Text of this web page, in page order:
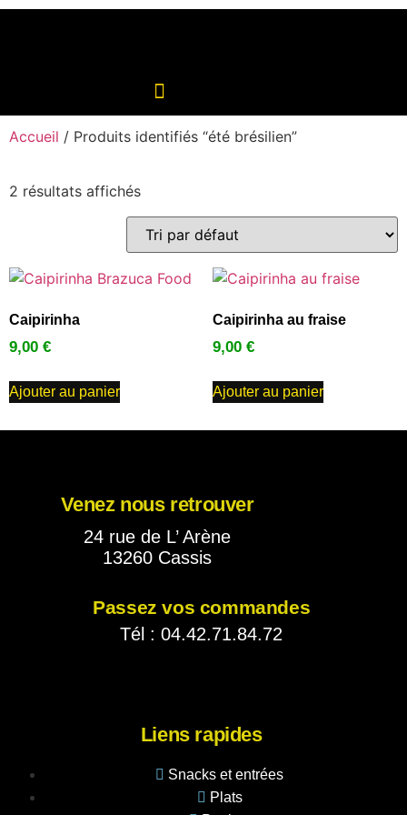
Accueil / Produits identifiés “été brésilien”
2 résultats affichés
Caipirinha
9,00 €
Ajouter au panier
Caipirinha au fraise
9,00 €
Ajouter au panier
Venez nous retrouver
24 rue de L’ Arène
13260 Cassis
Passez vos commandes
Tél : 04.42.71.84.72
Liens rapides
Snacks et entrées
Plats